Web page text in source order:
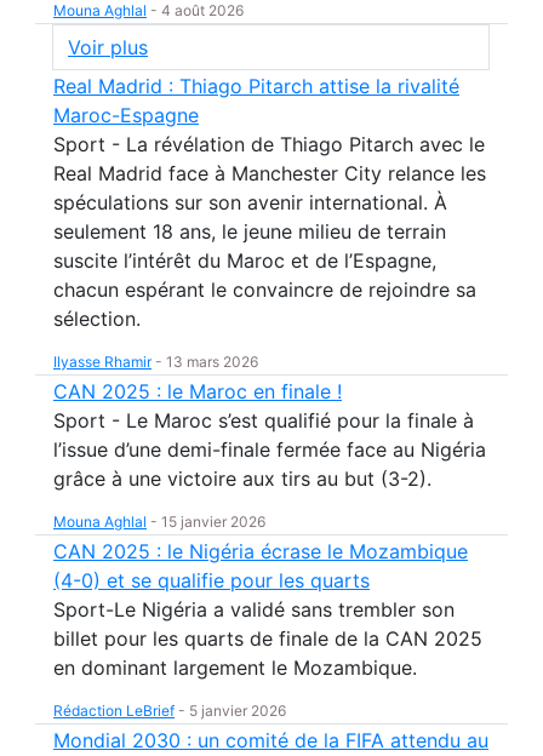
Mouna Aghlal - 4 août 2026
Voir plus
Real Madrid : Thiago Pitarch attise la rivalité
Maroc-Espagne
Sport - La révélation de Thiago Pitarch avec le
Real Madrid face à Manchester City relance les
spéculations sur son avenir international. À
seulement 18 ans, le jeune milieu de terrain
suscite l’intérêt du Maroc et de l’Espagne,
chacun espérant le convaincre de rejoindre sa
sélection.
Ilyasse Rhamir- 13 mars 2026
CAN 2025 : le Maroc en finale !
Sport - Le Maroc s’est qualifié pour la finale à
l’issue d’une demi-finale fermée face au Nigéria
grâce à une victoire aux tirs au but (3-2).
Mouna Aghlal - 15 janvier 2026
CAN 2025 : le Nigéria écrase le Mozambique
(4-0) et se qualifie pour les quarts
Sport-Le Nigéria a validé sans trembler son
billet pour les quarts de finale de la CAN 2025
en dominant largement le Mozambique.
Rédaction LeBrief - 5 janvier 2026
Mondial 2030 : un comité de la FIFA attendu au